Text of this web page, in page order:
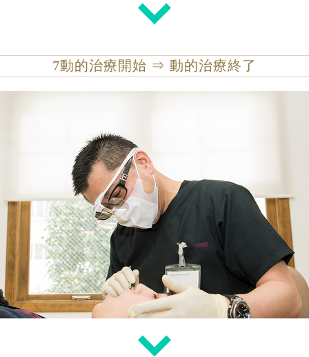
7動的治療開始 ⇒ 動的治療終了